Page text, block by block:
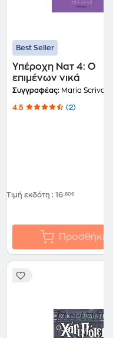
Best Seller
Υπέροχη Νατ 4: Ο
επιμένων νικά
Συγγραφέας: Maria Scrivan
4.5 (2)
Τιμή εκδότη : 16,60€
Προσθήκη